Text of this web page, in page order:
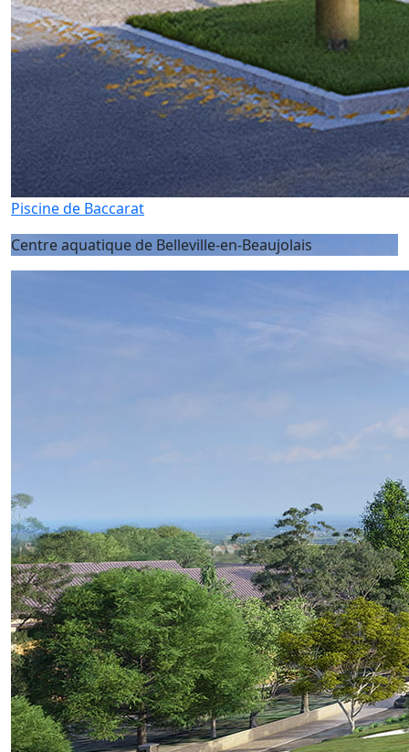
Piscine de Baccarat
Centre aquatique de Belleville-en-Beaujolais